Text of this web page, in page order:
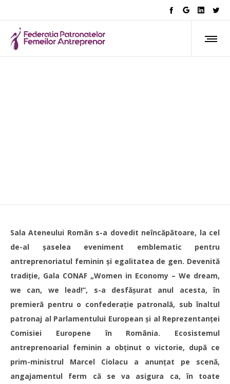
Sala Ateneului Român s-a dovedit neîncăpătoare, la cel
de-al șaselea eveniment emblematic pentru
antreprenoriatul feminin și egalitatea de gen. Devenită
tradiție, Gala CONAF „Women in Economy – We dream,
we can, we lead!”, s-a desfășurat anul acesta, în
premieră pentru o confederație patronală, sub înaltul
patronaj al Parlamentului European și al Reprezentanței
Comisiei Europene în România. Ecosistemul
antreprenoarial feminin a obținut o victorie, după ce
prim-ministrul Marcel Ciolacu a anunțat pe scenă,
angajamentul ferm că se va asigura ca, în toate